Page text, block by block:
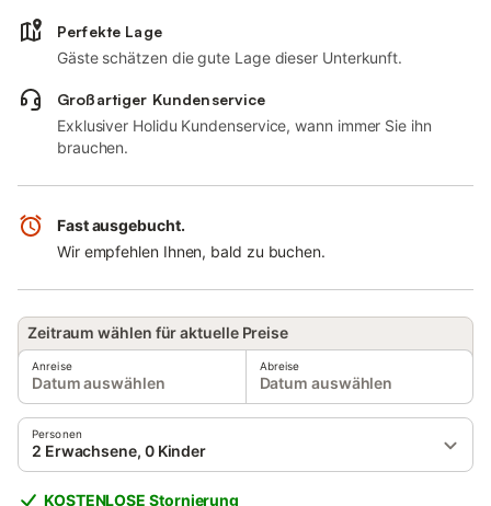
Perfekte Lage
Gäste schätzen die gute Lage dieser Unterkunft.
Großartiger Kundenservice
Exklusiver Holidu Kundenservice, wann immer Sie ihn
brauchen.
Fast ausgebucht.
Wir empfehlen Ihnen, bald zu buchen.
Zeitraum wählen für aktuelle Preise
Anreise
Datum auswählen
Abreise
Datum auswählen
Personen
2 Erwachsene, 0 Kinder
KOSTENLOSE Stornierung